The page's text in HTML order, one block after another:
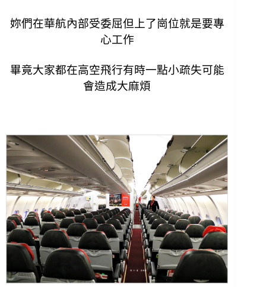
妳們在華航內部受委屈但上了崗位就是要專
心工作
畢竟大家都在高空飛行有時一點小疏失可能
會造成大麻煩